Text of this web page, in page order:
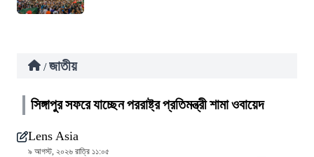
/ জাতীয়
সিঙ্গাপুর সফরে যাচ্ছেন পররাষ্ট্র প্রতিমন্ত্রী শামা ওবায়েদ
Lens Asia
৯ আগস্ট, ২০২৬ রাত্রি ১১:০৫